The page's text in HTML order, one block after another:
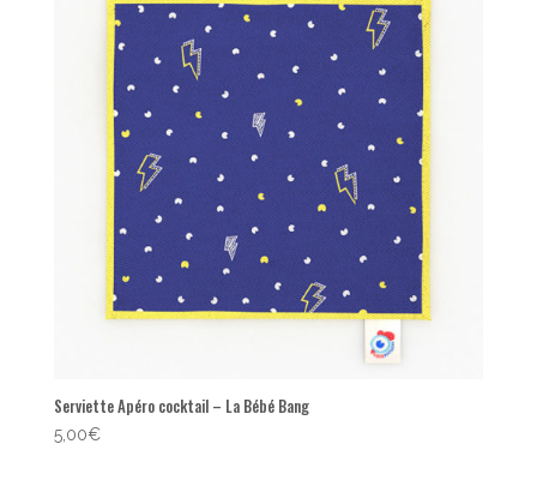
Serviette Apéro cocktail – La Bébé Bang
5,00€